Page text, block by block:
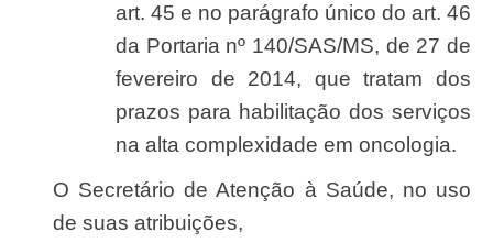
art. 45 e no parágrafo único do art. 46
da Portaria nº 140/SAS/MS, de 27 de
fevereiro de 2014, que tratam dos
prazos para habilitação dos serviços
na alta complexidade em oncologia.
O Secretário de Atenção à Saúde, no uso
de suas atribuições,